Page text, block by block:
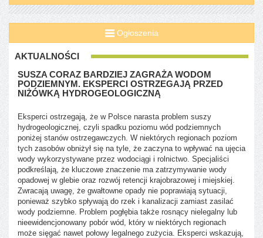
Ogłoszenia
AKTUALNOŚCI
SUSZA CORAZ BARDZIEJ ZAGRAŻA WODOM
PODZIEMNYM. EKSPERCI OSTRZEGAJĄ PRZED
NIŻÓWKĄ HYDROGEOLOGICZNĄ
Eksperci ostrzegają, że w Polsce narasta problem suszy
hydrogeologicznej, czyli spadku poziomu wód podziemnych
poniżej stanów ostrzegawczych. W niektórych regionach poziom
tych zasobów obniżył się na tyle, że zaczyna to wpływać na ujęcia
wody wykorzystywane przez wodociągi i rolnictwo. Specjaliści
podkreślają, że kluczowe znaczenie ma zatrzymywanie wody
opadowej w glebie oraz rozwój retencji krajobrazowej i miejskiej.
Zwracają uwagę, że gwałtowne opady nie poprawiają sytuacji,
ponieważ szybko spływają do rzek i kanalizacji zamiast zasilać
wody podziemne. Problem pogłębia także rosnący nielegalny lub
nieewidencjonowany pobór wód, który w niektórych regionach
może sięgać nawet połowy legalnego zużycia. Eksperci wskazują,